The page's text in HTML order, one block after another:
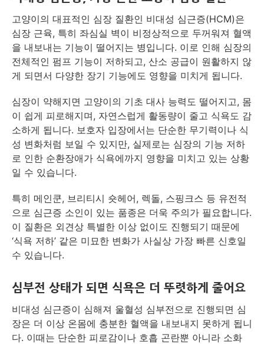
고양이의 대표적인 심장 질환인 비대성 심근증(HCM)은
심장 근육, 특히 좌심실 벽이 비정상적으로 두꺼워져 혈액
을 내보내는 기능이 떨어지는 병입니다. 이로 인해 심장의
전체적인 펌프 기능이 저하되고, 산소 공급이 원활하지 않
게 되면서 다양한 장기 기능에도 영향을 미치게 됩니다.
심장이 약해지면 고양이의 기초 대사 능력도 떨어지고, 몸
이 쉽게 피로해지며, 자연스럽게 활동량이 줄고 식욕도 감
소하게 됩니다. 보호자 입장에서는 단순한 무기력이나 식
성 변화처럼 보일 수 있지만, 실제로는 심장의 기능 저하
로 인한 순환장애가 식욕에까지 영향을 미치고 있는 상황
일 수 있습니다.
특히 메인쿤, 브리티시 숏헤어, 렉돌, 스핑크스 등 유전적
으로 심근증 소인이 있는 품종은 더욱 주의가 필요합니다.
이 질환은 외견상 특별한 이상 없이도 진행되기 때문에
‘식욕 저하’ 같은 미묘한 변화가 사실상 가장 빠른 신호일
수 있습니다.
심부전 상태가 되면 식욕은 더 뚜렷하게 줄어요
비대성 심근증이 심해져 울혈성 심부전으로 진행되면 심
장은 더 이상 온몸에 충분한 혈액을 내보내지 못하게 됩니
다. 이때는 단순한 피로감이나 호흡 곤란뿐 아니라 소화